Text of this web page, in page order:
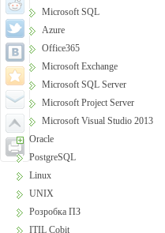
Microsoft SQL
Azure
Office365
Microsoft Exchange
Microsoft SQL Server
Microsoft Project Server
Microsoft Visual Studio 2013
Oracle
PostgreSQL
Linux
UNIX
Розробка ПЗ
ITIL Cobit